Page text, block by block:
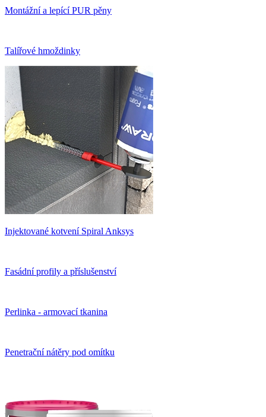
Montážní a lepící PUR pěny
Talířové hmoždinky
Injektované kotvení Spiral Anksys
Fasádní profily a příslušenství
Perlinka - armovací tkanina
Penetrační nátěry pod omítku